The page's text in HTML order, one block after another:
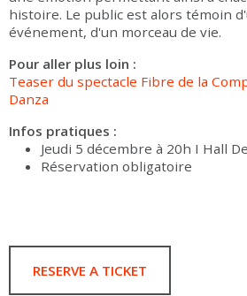
histoire. Le public est alors témoin
événement, d'un morceau de vie.
Pour aller plus loin :
Teaser du spectacle Fibre de la
Danza
Infos pratiques :
Jeudi 5 décembre à 20h I Hall
Réservation obligatoire
RESERVE A TICKET